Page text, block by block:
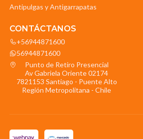
Antipulgas y Antigarrapatas
CONTÁCTANOS
+56944871600
56944871600
Punto de Retiro Presencial
Av Gabriela Oriente 02174
7821153 Santiago - Puente Alto
Región Metropolitana - Chile